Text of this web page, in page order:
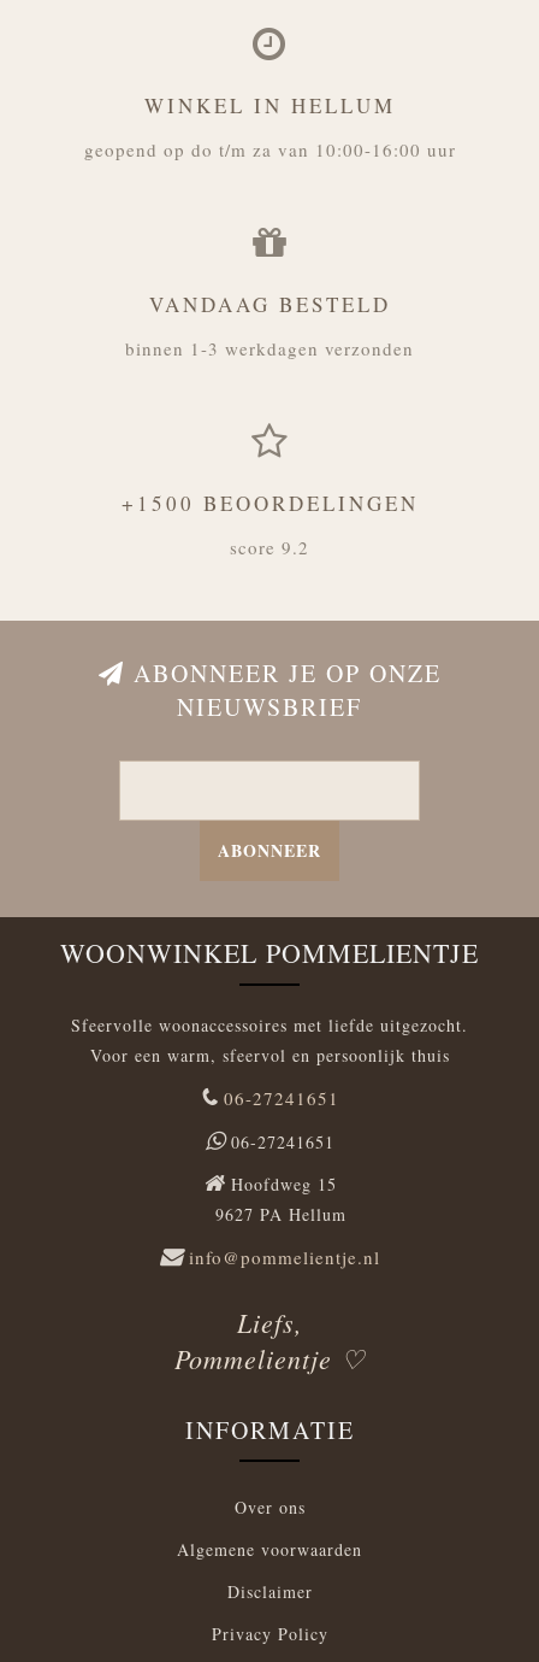
WINKEL IN HELLUM
geopend op do t/m za van 10:00-16:00 uur
VANDAAG BESTELD
binnen 1-3 werkdagen verzonden
+1500 BEOORDELINGEN
score 9.2
ABONNEER JE OP ONZE
NIEUWSBRIEF
ABONNEER
WOONWINKEL POMMELIENTJE
Sfeervolle woonaccessoires met liefde uitgezocht.
Voor een warm, sfeervol en persoonlijk thuis
06-27241651
06-27241651
Hoofdweg 15
9627 PA Hellum
info@pommelientje.nl
Liefs,
Pommelientje ♡
INFORMATIE
Over ons
Algemene voorwaarden
Disclaimer
Privacy Policy